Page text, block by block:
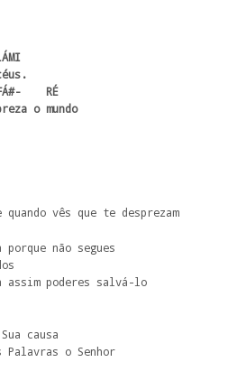
o mundo
vês que te desprezam
não segues
poderes salvá-lo
causa
o Senhor